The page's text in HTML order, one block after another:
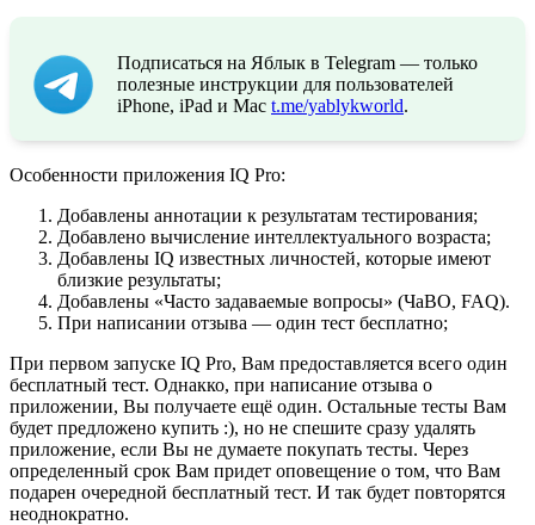
Подписаться на Яблык в Telegram — только
полезные инструкции для пользователей
iPhone, iPad и Mac t.me/yablykworld.
Особенности приложения IQ Pro:
Добавлены аннотации к результатам тестирования;
Добавлено вычисление интеллектуального возраста;
Добавлены IQ известных личностей, которые имеют
близкие результаты;
Добавлены «Часто задаваемые вопросы» (ЧаВО, FAQ).
При написании отзыва — один тест бесплатно;
При первом запуске IQ Pro, Вам предоставляется всего один
бесплатный тест. Однакко, при написание отзыва о
приложении, Вы получаете ещё один. Остальные тесты Вам
будет предложено купить :), но не спешите сразу удалять
приложение, если Вы не думаете покупать тесты. Через
определенный срок Вам придет оповещение о том, что Вам
подарен очередной бесплатный тест. И так будет повторятся
неоднократно.